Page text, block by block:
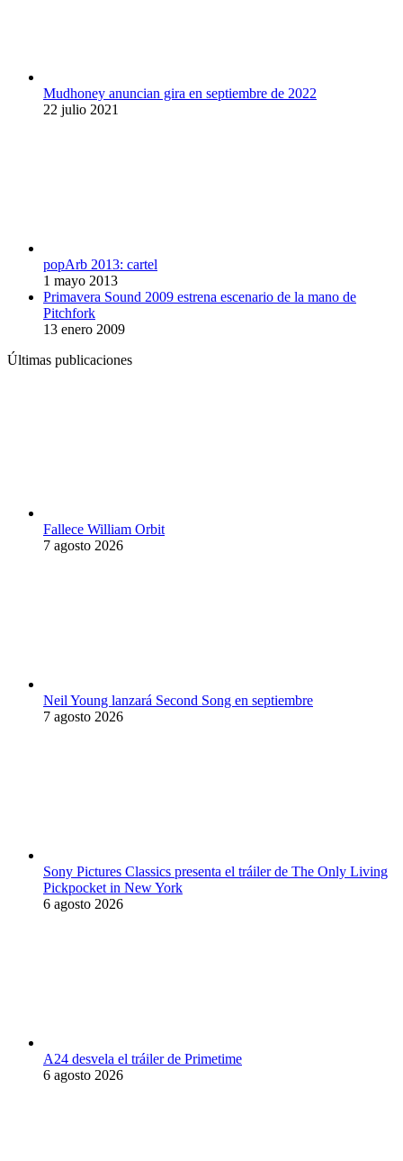
Mudhoney anuncian gira en septiembre de 2022
22 julio 2021
popArb 2013: cartel
1 mayo 2013
Primavera Sound 2009 estrena escenario de la mano de
Pitchfork
13 enero 2009
Últimas publicaciones
Fallece William Orbit
7 agosto 2026
Neil Young lanzará Second Song en septiembre
7 agosto 2026
Sony Pictures Classics presenta el tráiler de The Only Living
Pickpocket in New York
6 agosto 2026
A24 desvela el tráiler de Primetime
6 agosto 2026